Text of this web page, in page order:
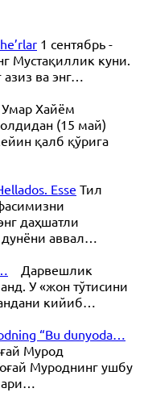
1 сентябрь -
Мустақиллик куни.
ва энг…
Хайём
(15 май)
қалб қўрига
Esse Тил
даҳшатли
аввал…
Дарвешлик
У «жон тўтисини
кийиб…
“Bu dunyoda…
Мурод
Муроднинг ушбу